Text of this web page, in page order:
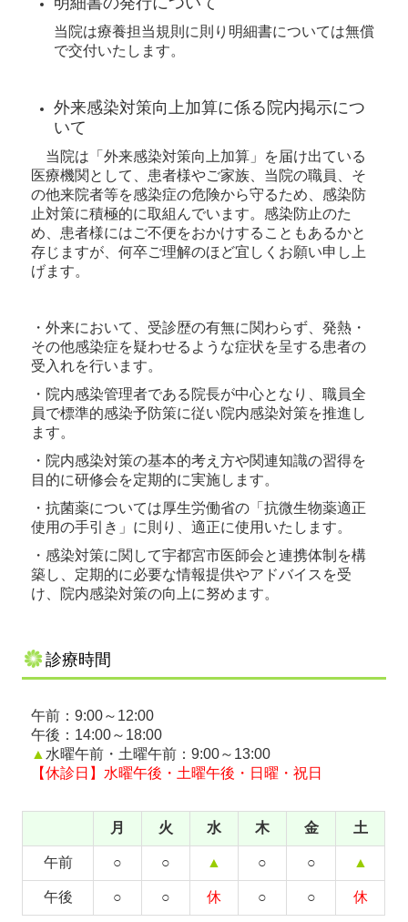
当院は療養担当規則に則り明細書については無償
で交付いたします。
外来感染対策向上加算に係る院内掲示につ
いて
当院は「外来感染対策向上加算」を届け出ている
医療機関として、患者様やご家族、当院の職員、そ
の他来院者等を感染症の危険から守るため、感染防
止対策に積極的に取組んでいます。感染防止のた
め、患者様にはご不便をおかけすることもあるかと
存じますが、何卒ご理解のほど宜しくお願い申し上
げます。
・外来において、受診歴の有無に関わらず、発熱・
その他感染症を疑わせるような症状を呈する患者の
受入れを行います。
・院内感染管理者である院長が中心となり、職員全
員で標準的感染予防策に従い院内感染対策を推進し
ます。
・院内感染対策の基本的考え方や関連知識の習得を
目的に研修会を定期的に実施します。
・抗菌薬については厚生労働省の「抗微生物薬適正
使用の手引き」に則り、適正に使用いたします。
・感染対策に関して宇都宮市医師会と連携体制を構
築し、定期的に必要な情報提供やアドバイスを受
け、院内感染対策の向上に努めます。
診療時間
午前：9:00～12:00
午後：14:00～18:00
▲ 水曜午前・土曜午前：9:00～13:00
【休診日】水曜午後・土曜午後・日曜・祝日
月 火 水 木 金 土
午前 ○ ○ ▲ ○ ○ ▲
午後 ○ ○ 休 ○ ○ 休